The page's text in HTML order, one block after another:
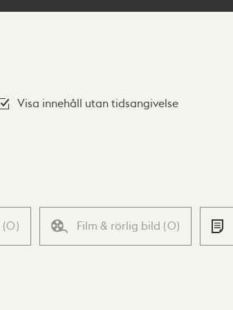
Visa innehåll utan tidsangivelse
(0) Film & rörlig bild (0)